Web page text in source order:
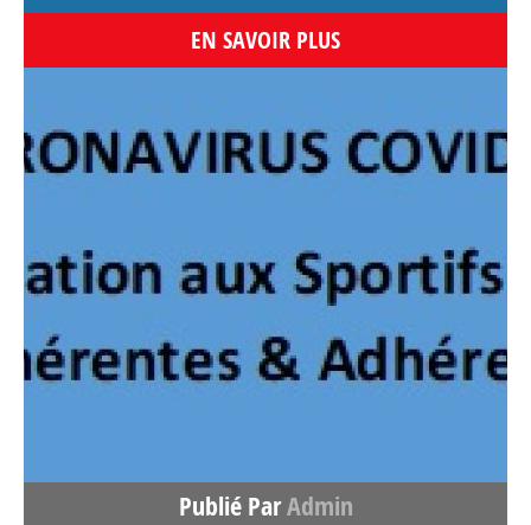
EN SAVOIR PLUS
Publié ParAdmin